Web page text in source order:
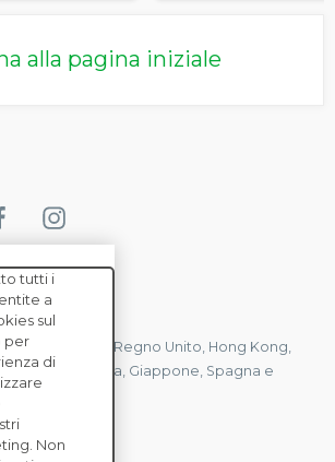
alla pagina iniziale
Stati Uniti, Regno Unito, Hong Kong,
Germania, Giappone, Spagna e
tutti i
a
sul
per
di
Non